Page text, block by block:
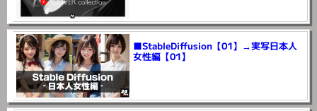
■StableDiffusion【01】→実写日本人
女性編【01】